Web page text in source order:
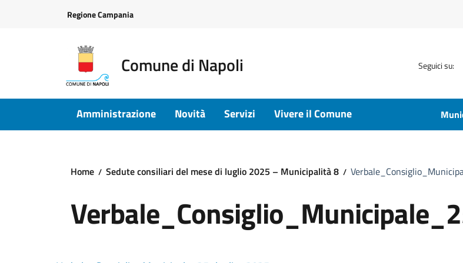
Regione Campania
Comune di Napoli Seguici su:
Amministrazione Novità Servizi Vivere il Comune
Home Sedute consiliari del mese di luglio 2025 – Municipalità 8